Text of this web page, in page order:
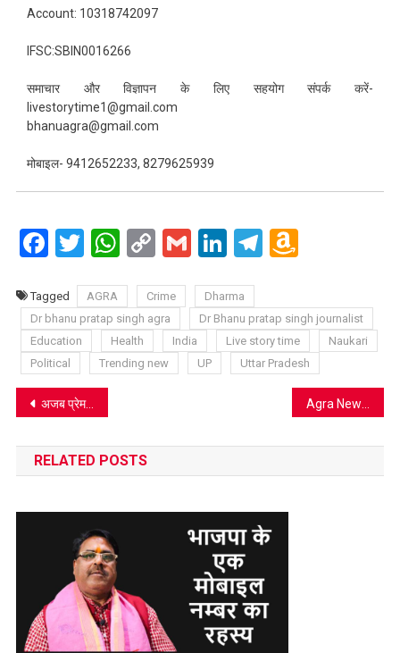
Account: 10318742097
IFSC:SBIN0016266
समाचार और विज्ञापन के लिए सहयोग संपर्क करें-
livestorytime1@gmail.com
bhanuagra@gmail.com
मोबाइल- 9412652233, 8279625939
Facebook
Twitter
WhatsApp
CopyGmailLinkedIn
Telegram
Amazon
List
Tagged AGRA Crime
Dharma
Dr bhanu pratap singh agra
Dr Bhanu pratap singh journalist
Education
Health India Live story time
Naukari
Political
Trending new UP Uttar Pradesh
Post
navigation
अजब प्रेम की गजब कहानी: पांच बच्चों की मां ने बेटे की उम्र के युवक से रचाई शादी, पति बोला—जब वह मेरे साथ नहीं रहना चाहती, तो जबरदस्ती कैसे रोक लूं
RELATED POSTS